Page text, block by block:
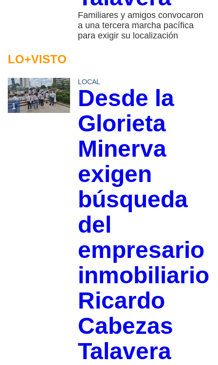
Familiares y amigos convocaron
a una tercera marcha pacífica
para exigir su localización
LO+VISTO
1
LOCAL
Desde la
Glorieta
Minerva
exigen
búsqueda
del
empresario
inmobiliario
Ricardo
Cabezas
Talavera